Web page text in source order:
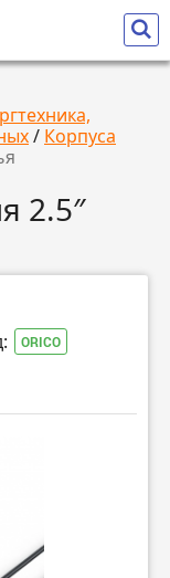
/ Корпуса
2.5″
ORICO